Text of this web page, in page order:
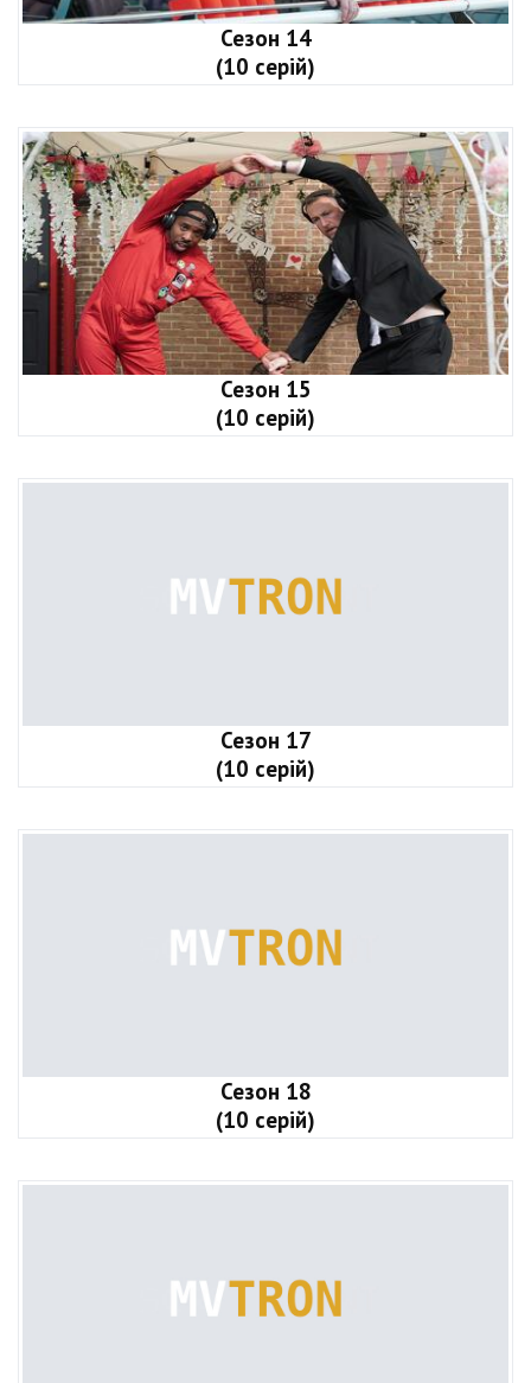
Сезон 14
(10 серій)
Сезон 15
(10 серій)
Сезон 17
(10 серій)
Сезон 18
(10 серій)